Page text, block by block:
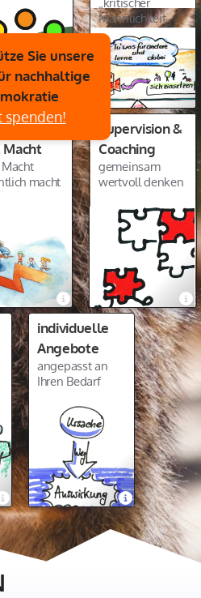
Sie unsere
nachhaltige
spenden!
Männlichkeit
Macht
macht
Supervision &
Coaching
gemeinsam
wertvoll denken
Schüler:innen
-Vertretung
Unterstützung &
Qualifizierung
individuelle
Angebote
angepasst an
Ihren Bedarf